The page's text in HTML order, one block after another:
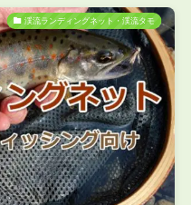
渓流ランディングネット・渓流タモ